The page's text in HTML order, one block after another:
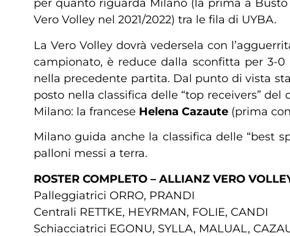
per quanto riguarda Milano (la prima a Busto
Vero Volley nel 2021/2022) tra le fila di UYBA.
La Vero Volley dovrà vedersela con
campionato, è reduce dalla sconfitta per 3-0
nella precedente partita. Dal punto di vista
posto nella classifica delle “top receivers”
Milano: la francese Helena Cazaute (prima
Milano guida anche la classifica delle “best
palloni messi a terra.
ROSTER COMPLETO – ALLIANZ VERO
Palleggiatrici ORRO, PRANDI
Centrali RETTKE, HEYRMAN, FOLIE, CANDI
Schiacciatrici EGONU, SYLLA, MALUAL,